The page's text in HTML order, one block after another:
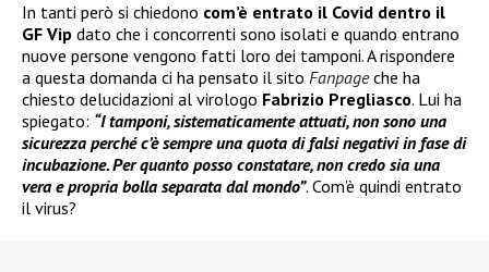
In tanti però si chiedono com’è entrato il Covid dentro il
GF Vip dato che i concorrenti sono isolati e quando entrano
nuove persone vengono fatti loro dei tamponi. A rispondere
a questa domanda ci ha pensato il sito Fanpageche ha
chiesto delucidazioni al virologo Fabrizio Pregliasco. Lui ha
spiegato: “I tamponi, sistematicamente attuati, non sono una
sicurezza perché c’è sempre una quota di falsi negativi in fase di
incubazione. Per quanto posso constatare, non credo sia una
vera e propria bolla separata dal mondo”. Com’è quindi entrato
il virus?